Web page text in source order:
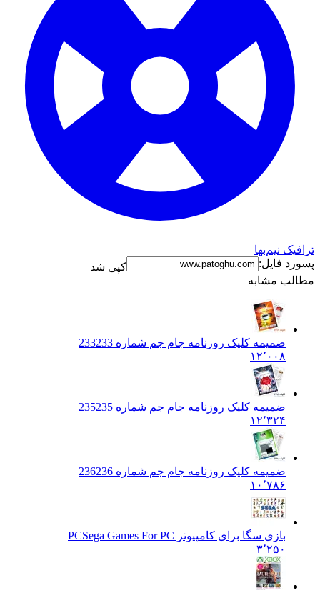
ترافیک نیم‌بها
پسورد فایل:
کپی شد
مطالب مشابه
ضمیمه کلیک روزنامه جام جم شماره 233 233
۱۲٬۰۰۸
ضمیمه کلیک روزنامه جام جم شماره 235 235
۱۲٬۳۲۴
ضمیمه کلیک روزنامه جام جم شماره 236 236
۱۰٬۷۸۶
بازی سگا برای کامپیوتر PC Sega Games For PC
۳٬۲۵۰